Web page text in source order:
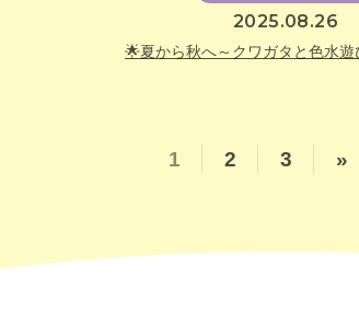
2025.08.26
🌟夏から秋へ～クワガタと色水遊
1 2 3 »